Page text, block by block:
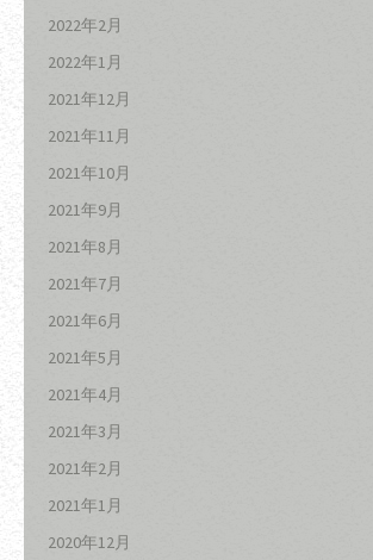
2022年2月
2022年1月
2021年12月
2021年11月
2021年10月
2021年9月
2021年8月
2021年7月
2021年6月
2021年5月
2021年4月
2021年3月
2021年2月
2021年1月
2020年12月